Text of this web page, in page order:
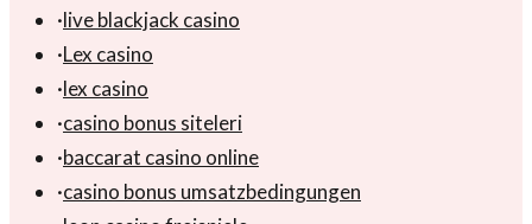
·live blackjack casino
·Lex casino
·lex casino
·casino bonus siteleri
·baccarat casino online
·casino bonus umsatzbedingungen